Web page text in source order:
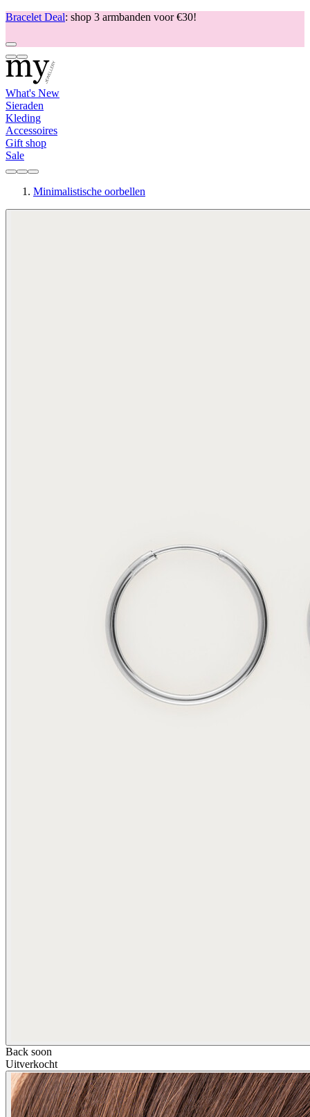
Bracelet Deal: shop 3 armbanden voor €30!
What's New
Sieraden
Kleding
Accessoires
Gift shop
Sale
Minimalistische oorbellen
Back soon
Uitverkocht